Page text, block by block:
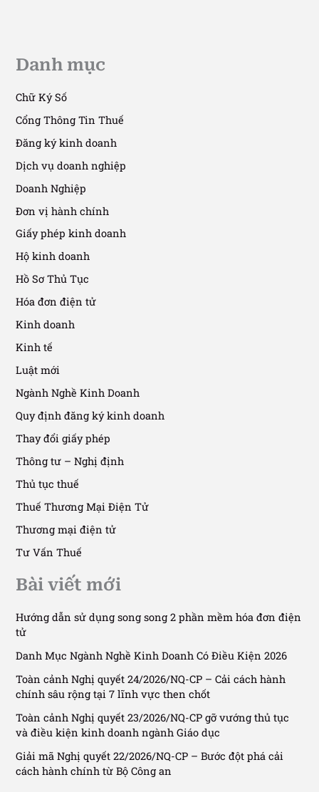
Danh mục
Chữ Ký Số
Cổng Thông Tin Thuế
Đăng ký kinh doanh
Dịch vụ doanh nghiệp
Doanh Nghiệp
Đơn vị hành chính
Giấy phép kinh doanh
Hộ kinh doanh
Hồ Sơ Thủ Tục
Hóa đơn điện tử
Kinh doanh
Kinh tế
Luật mới
Ngành Nghề Kinh Doanh
Quy định đăng ký kinh doanh
Thay đổi giấy phép
Thông tư – Nghị định
Thủ tục thuế
Thuế Thương Mại Điện Tử
Thương mại điện tử
Tư Vấn Thuế
Bài viết mới
Hướng dẫn sử dụng song song 2 phần mềm hóa đơn điện
tử
Danh Mục Ngành Nghề Kinh Doanh Có Điều Kiện 2026
Toàn cảnh Nghị quyết 24/2026/NQ-CP – Cải cách hành
chính sâu rộng tại 7 lĩnh vực then chốt
Toàn cảnh Nghị quyết 23/2026/NQ-CP gỡ vướng thủ tục
và điều kiện kinh doanh ngành Giáo dục
Giải mã Nghị quyết 22/2026/NQ-CP – Bước đột phá cải
cách hành chính từ Bộ Công an